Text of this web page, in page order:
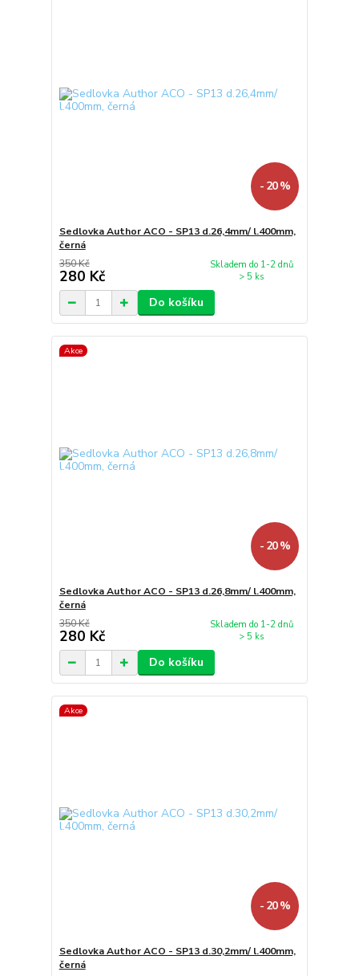
- 20 %
Sedlovka Author ACO - SP13 d.26,4mm/ l.400mm,
černá
350 Kč
280 Kč
Skladem do 1-2 dnů
> 5 ks
Do košíku
Akce
- 20 %
Sedlovka Author ACO - SP13 d.26,8mm/ l.400mm,
černá
350 Kč
280 Kč
Skladem do 1-2 dnů
> 5 ks
Do košíku
Akce
- 20 %
Sedlovka Author ACO - SP13 d.30,2mm/ l.400mm,
černá